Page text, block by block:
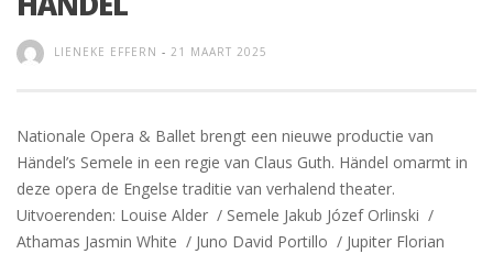
LIENEKE EFFERN - 21 MAART 2025
Nationale Opera & Ballet brengt een nieuwe productie van
Händel’s Semele in een regie van Claus Guth. Händel omarmt in
deze opera de Engelse traditie van verhalend theater.
Uitvoerenden: Louise Alder / Semele Jakub Józef Orlinski /
Athamas Jasmin White / Juno David Portillo / Jupiter Florian